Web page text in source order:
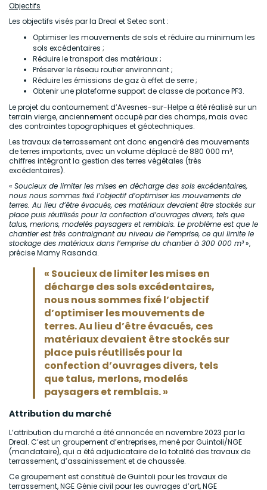
Objectifs
Les objectifs visés par la Dreal et Setec sont :
Optimiser les mouvements de sols et réduire au minimum les
sols excédentaires ;
Réduire le transport des matériaux ;
Préserver le réseau routier environnant ;
Réduire les émissions de gaz à effet de serre ;
Obtenir une plateforme support de classe de portance PF3.
Le projet du contournement d’Avesnes-sur-Helpe a été réalisé sur un
terrain vierge, anciennement occupé par des champs, mais avec
des contraintes topographiques et géotechniques.
Les travaux de terrassement ont donc engendré des mouvements
de terres importants, avec un volume déplacé de 880 000 m³,
chiffres intégrant la gestion des terres végétales (très
excédentaires).
« Soucieux de limiter les mises en décharge des sols excédentaires,
nous nous sommes fixé l’objectif d’optimiser les mouvements de
terres. Au lieu d’être évacués, ces matériaux devaient être stockés sur
place puis réutilisés pour la confection d’ouvrages divers, tels que
talus, merlons, modelés paysagers et remblais. Le problème est que le
chantier est très contraignant au niveau de l’emprise, ce qui limite le
stockage des matériaux dans l’emprise du chantier à 300 000 m³»,
précise Mamy Rasanda.
« Soucieux de limiter les mises en
décharge des sols excédentaires,
nous nous sommes fixé l’objectif
d’optimiser les mouvements de
terres. Au lieu d’être évacués, ces
matériaux devaient être stockés sur
place puis réutilisés pour la
confection d’ouvrages divers, tels
que talus, merlons, modelés
paysagers et remblais. »
Attribution du marché
L’attribution du marché a été annoncée en novembre 2023 par la
Dreal. C’est un groupement d’entreprises, mené par Guintoli/NGE
(mandataire), qui a été adjudicataire de la totalité des travaux de
terrassement, d’assainissement et de chaussée.
Ce groupement est constitué de Guintoli pour les travaux de
terrassement, NGE Génie civil pour les ouvrages d’art, NGE